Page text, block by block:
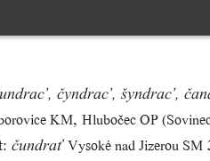
čyndrac’, šyndrac’,
KM, Hlubočec OP
čundrať Vysoké nad Jizerou SM